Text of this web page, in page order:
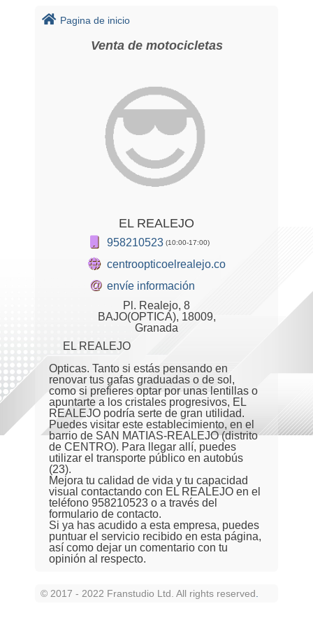
Pagina de inicio
Venta de motocicletas
EL REALEJO
958210523 (10:00-17:00)
centroopticoelrealejo.com
@ envíe información
Pl. Realejo, 8
BAJO(OPTICA), 18009,
Granada
EL REALEJO
Opticas. Tanto si estás pensando en
renovar tus gafas graduadas o de sol,
como si prefieres optar por unas lentillas o
apuntarte a los cristales progresivos, EL
REALEJO podría serte de gran utilidad.
Puedes visitar este establecimiento, en el
barrio de SAN MATIAS-REALEJO (distrito
de CENTRO). Para llegar allí, puedes
utilizar el transporte público en autobús
(23).
Mejora tu calidad de vida y tu capacidad
visual contactando con EL REALEJO en el
teléfono 958210523 o a través del
formulario de contacto.
Si ya has acudido a esta empresa, puedes
puntuar el servicio recibido en esta página,
así como dejar un comentario con tu
opinión al respecto.
© 2017 - 2022 Franstudio Ltd. All rights reserved